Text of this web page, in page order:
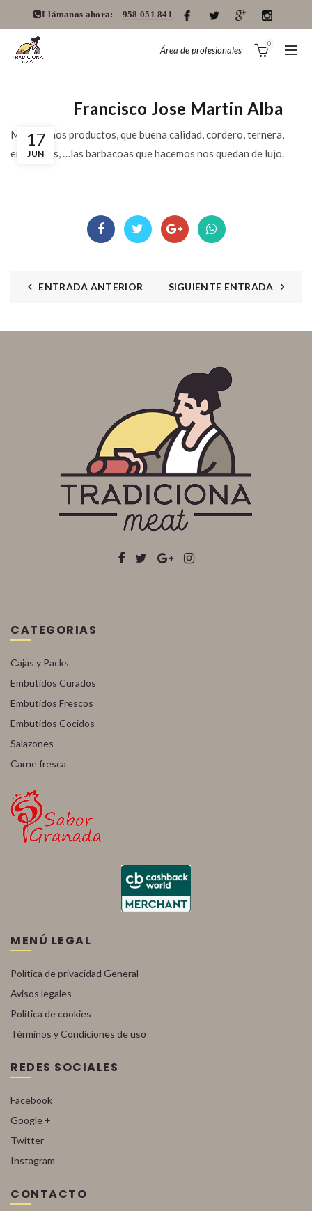
Llámanos ahora: 958 051 841
Área de profesionales
0
17
JUN
Francisco Jose Martin Alba
Muy buenos productos, que buena calidad, cordero, ternera,
embutidos, …las barbacoas que hacemos nos quedan de lujo.
ENTRADA ANTERIOR SIGUIENTE ENTRADA
CATEGORIAS
Cajas y Packs
Embutidos Curados
Embutidos Frescos
Embutidos Cocidos
Salazones
Carne fresca
MENÚ LEGAL
Política de privacidad General
Avisos legales
Política de cookies
Términos y Condiciones de uso
REDES SOCIALES
Facebook
Google +
Twitter
Instagram
CONTACTO